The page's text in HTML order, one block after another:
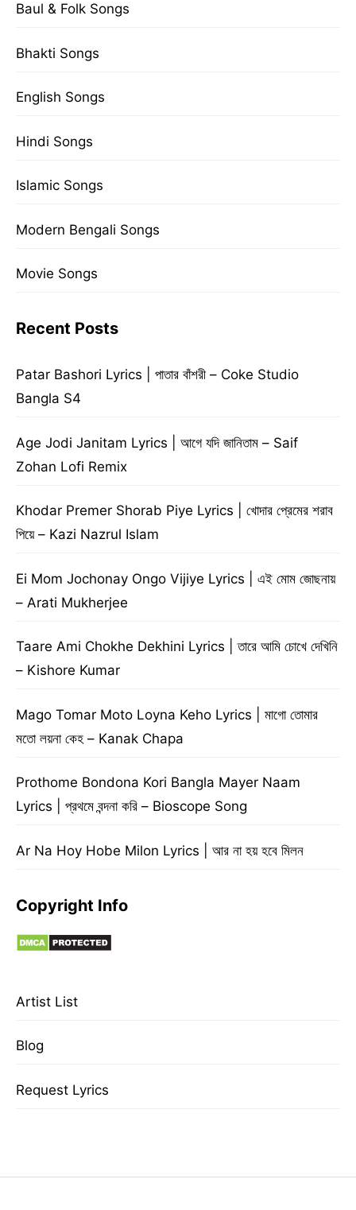
Baul & Folk Songs
Bhakti Songs
English Songs
Hindi Songs
Islamic Songs
Modern Bengali Songs
Movie Songs
Recent Posts
Patar Bashori Lyrics | পাতার বাঁশরী – Coke Studio
Bangla S4
Age Jodi Janitam Lyrics | আগে যদি জানিতাম – Saif
Zohan Lofi Remix
Khodar Premer Shorab Piye Lyrics | খোদার প্রেমের শরাব
পিয়ে – Kazi Nazrul Islam
Ei Mom Jochonay Ongo Vijiye Lyrics | এই মোম জোছনায়
– Arati Mukherjee
Taare Ami Chokhe Dekhini Lyrics | তারে আমি চোখে দেখিনি
– Kishore Kumar
Mago Tomar Moto Loyna Keho Lyrics | মাগো তোমার
মতো লয়না কেহ – Kanak Chapa
Prothome Bondona Kori Bangla Mayer Naam
Lyrics | প্রথমে বন্দনা করি – Bioscope Song
Ar Na Hoy Hobe Milon Lyrics | আর না হয় হবে মিলন
Copyright Info
Artist List
Blog
Request Lyrics